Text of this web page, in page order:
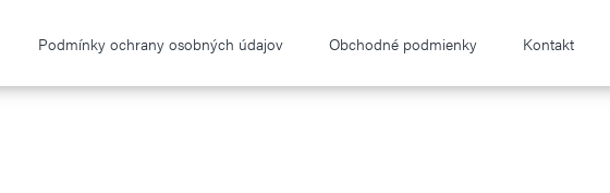
Podmínky ochrany osobných údajov Obchodné podmienky Kontakt